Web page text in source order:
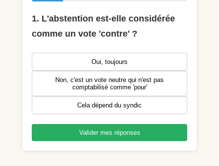
1. L'abstention est-elle considérée
comme un vote 'contre' ?
Oui, toujours
Non, c'est un vote neutre qui n'est pas
comptabilisé comme 'pour'
Cela dépend du syndic
Valider mes réponses